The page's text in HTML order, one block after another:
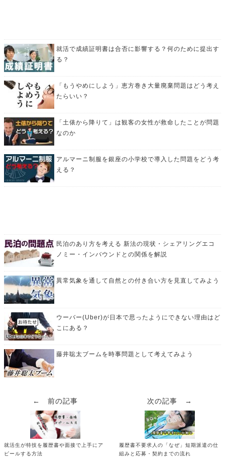
就活で成績証明書は合否に影響する？何のために提出す
る？
「もうやめにしよう」恵方巻き大量廃棄問題はどう考え
たらいい？
「土俵から降りて」は観客の女性が救命したことが問題
なのか
アルマーニ制服を銀座の小学校で導入した問題をどう考
える？
民泊のあり方を考える 新法の現状・シェアリングエコ
ノミー・インバウンドとの関係を解説
異常気象を通して自然との付き合い方を見直してみよう
ウーバー(Uber)が日本で思ったようにできない理由はど
こにある？
藤井聡太ブームを時事問題として考えてみよう
← 前の記事
就活生が特技を履歴書や面接で上手にア
ピールする方法
次の記事 →
履歴書不要求人の「なぜ」短期派遣の仕
組みと応募・契約までの流れ